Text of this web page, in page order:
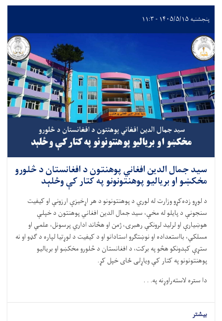
پنجشنبه ۱۴۰۵/۵/۱۵ - ۱۱:۳
سید جمال الدین افغاني پوهنتون د افغانستان د څلورو
مخکښو او برياليو پوهنتونونو په کتار کې وځلېد
د لوړو زده‌کړو وزارت له لوري د پوهنتونونو د هر اړخيزې ارزونې او کيفيت
سنجونې د پايلو له مخې، سيد جمال الدین افغاني پوهنتون د خپلې
هوښيارې او لرليد لرونکې رهبرۍ، ژمن او هڅاند اداري پرسونل، علمي او
مسلکي، بااستعداده او نوښتگرو استادانو او د کيفيت د لوړتيا لپاره د گډو او نه
ستړې کېدونکو هڅو په برکت، د افغانستان د څلورو مخکښو او برياليو
پوهنتونونو په کتار کې وياړلی ځای خپل کړ.
دا ستره لاسته‌راوړنه په. . .
بیشتر